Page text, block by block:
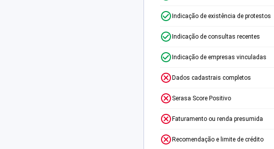
Indicação de existência de protestos
Indicação de consultas recentes
Indicação de empresas vinculadas
Dados cadastrais completos
Serasa Score Positivo
Faturamento ou renda presumida
Recomendação e limite de crédito